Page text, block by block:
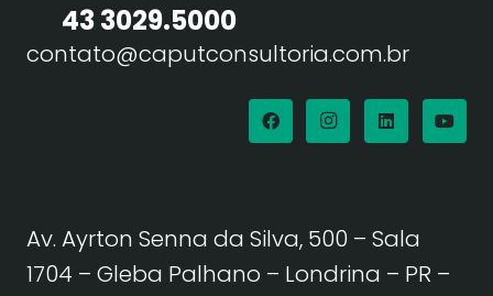
43 3029.5000
contato@caputconsultoria.com.br
Av. Ayrton Senna da Silva, 500 – Sala
1704 – Gleba Palhano – Londrina – PR –